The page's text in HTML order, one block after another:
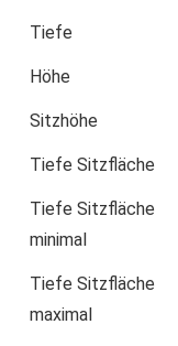
Tiefe
Höhe
Sitzhöhe
Tiefe Sitzfläche
Tiefe Sitzfläche
minimal
Tiefe Sitzfläche
maximal